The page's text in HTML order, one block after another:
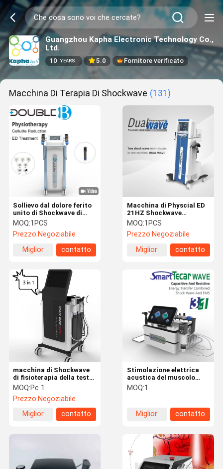
Guangzhou Kapha Electronic Technology Co.,
Ltd.
10 YEARS 5.0 Fornitore verificato
Macchina Di Terapia Di Shockwave (131)
Sollievo dal dolore ferito
unito di Shockwave di
terapia della macchina di
lesioni acustiche di sport
MOQ:1PCS
Prezzo:Negoziabile
Miglior
contatto
Macchina di Physcial ED
21HZ Shockwave
Therhapy del touch
screen
MOQ:1PCS
Prezzo:Negoziabile
Miglior
contatto
macchina di Shockwave
di fisioterapia della testa
di 60mm Tecar per la
lesione di sport
MOQ:Pc 1
Prezzo:Negoziabile
Miglior
contatto
Stimolazione elettrica
acustica del muscolo
della macchina di
diatermia di Tecar
MOQ:1
Miglior
contatto